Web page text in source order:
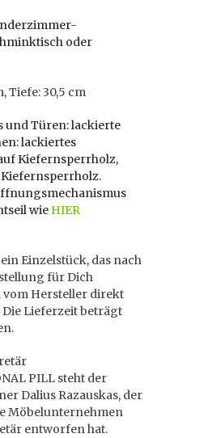
oder
Tiefe: 30,5 cm
und Türen: lackierte
lackiertes
Kiefernsperrholz,
Kiefernsperrholz.
wie HIER
Einzelstück, das nach
für Dich
Hersteller direkt
Lieferzeit beträgt
PILL steht der
Dalius Razauskas, der
Möbelunternehmen
entworfen hat.